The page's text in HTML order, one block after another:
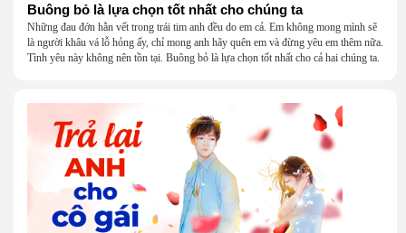
Buông bỏ là lựa chọn tốt nhất cho chúng ta
Những đau đớn hằn vết trong trái tim anh đều do em cả. Em không mong mình sẽ
là người khâu vá lỗ hỏng ấy, chỉ mong anh hãy quên em và đừng yêu em thêm nữa.
Tình yêu này không nên tồn tại. Buông bỏ là lựa chọn tốt nhất cho cả hai chúng ta.